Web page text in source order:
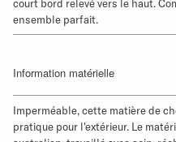
court bord relevé vers le haut.
ensemble parfait.
Information matérielle
Imperméable, cette matière de
pratique pour l'extérieur. Le